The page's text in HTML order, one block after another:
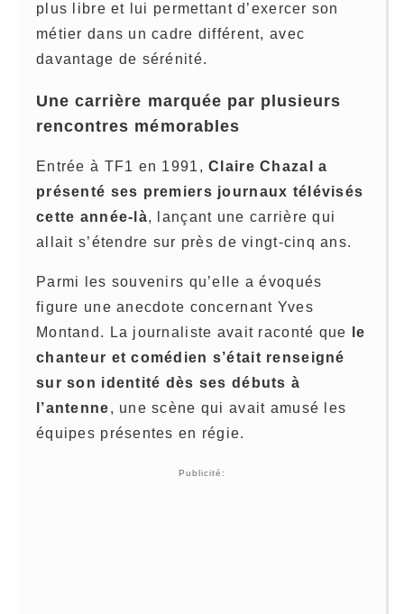
plus libre et lui permettant d’exercer son
métier dans un cadre différent, avec
davantage de sérénité.
Une carrière marquée par plusieurs
rencontres mémorables
Entrée à TF1 en 1991,Claire Chazal a
présenté ses premiers journaux télévisés
cette année-là, lançant une carrière qui
allait s’étendre sur près de vingt-cinq ans.
Parmi les souvenirs qu’elle a évoqués
figure une anecdote concernant Yves
Montand. La journaliste avait raconté que
le
chanteur et comédien s’était renseigné
sur son identité dès ses débuts à
l’antenne, une scène qui avait amusé les
équipes présentes en régie.
Publicité: